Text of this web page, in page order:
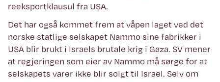
reeksportklausul fra USA.
Det har også kommet frem at våpen laget ved det
norske statlige selskapet Nammo sine fabrikker i
USA blir brukt i Israels brutale krig i Gaza. SV mener
at regjeringen som eier av Nammo må sørge for at
selskapets varer ikke blir solgt til Israel. Selv om